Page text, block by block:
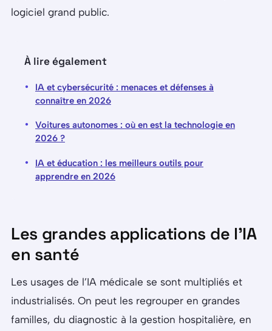
logiciel grand public.
À lire également
IA et cybersécurité : menaces et défenses à
connaître en 2026
Voitures autonomes : où en est la technologie en
2026 ?
IA et éducation : les meilleurs outils pour
apprendre en 2026
Les grandes applications de l’IA
en santé
Les usages de l’IA médicale se sont multipliés et
industrialisés. On peut les regrouper en grandes
familles, du diagnostic à la gestion hospitalière, en